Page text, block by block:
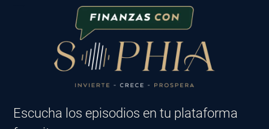
Escucha los episodios en tu plataforma